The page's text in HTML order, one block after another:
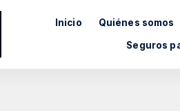
Inicio Quiénes somos
Seguros